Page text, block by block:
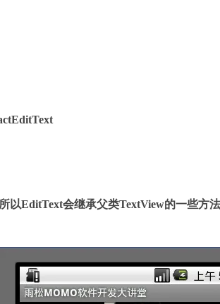
EditText会继承父类TextView的一些方